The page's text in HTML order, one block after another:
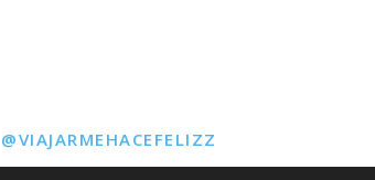
@VIAJARMEHACEFELIZZ